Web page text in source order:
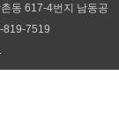
동 617-4번지 남동공
7519